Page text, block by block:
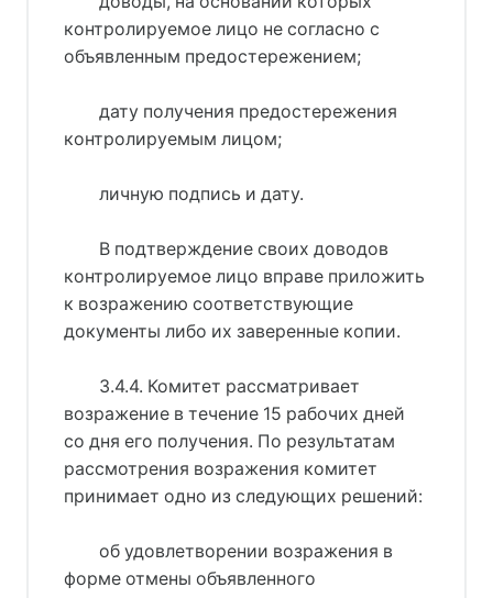
контролируемое лицо не согласно с
объявленным предостережением;
дату получения предостережения
контролируемым лицом;
личную подпись и дату.
В подтверждение своих доводов
контролируемое лицо вправе приложить
к возражению соответствующие
документы либо их заверенные копии.
3.4.4. Комитет рассматривает
возражение в течение 15 рабочих дней
со дня его получения. По результатам
рассмотрения возражения комитет
принимает одно из следующих решений:
об удовлетворении возражения в
форме отмены объявленного